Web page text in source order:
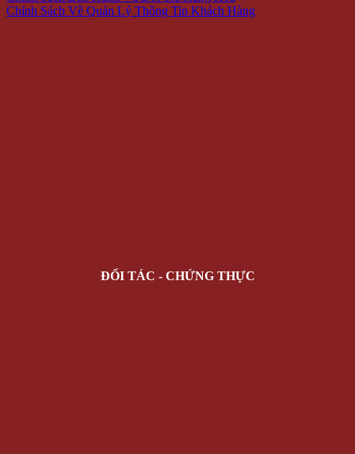
Chính Sách Về Quản Lý Thông Tin Khách Hàng
ĐỐI TÁC - CHỨNG THỰC